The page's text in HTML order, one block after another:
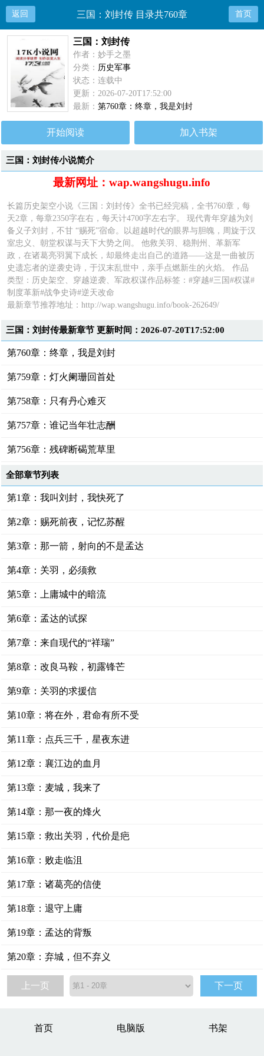
返回 三国：刘封传 目录共760章 首页
三国：刘封传
作者：妙手之墨
分类： 历史军事
状态：连载中
更新：2026-07-20T17:52:00
最新：第760章：终章，我是刘封
开始阅读 加入书架
三国：刘封传小说简介
最新网址：wap.wangshugu.info
长篇历史架空小说《三国：刘封传》全书已经完稿，全书760章，每
天2章，每章2350字在右，每天计4700字左右字。 现代青年穿越为刘
备义子刘封，不甘 “赐死”宿命。以超越时代的眼界与胆魄，周旋于汉
室忠义、朝堂权谋与天下大势之间。 他救关羽、稳荆州、革新军
政，在诸葛亮羽翼下成长，却最终走出自己的道路——这是一曲被历
史遗忘者的逆袭史诗，于汉末乱世中，亲手点燃新生的火焰。 作品
类型：历史架空、穿越逆袭、军政权谋作品标签：#穿越#三国#权谋#
制度革新#战争史诗#逆天改命
最新章节推荐地址：http://wap.wangshugu.info/book-262649/
三国：刘封传最新章节 更新时间：2026-07-20T17:52:00
第760章：终章，我是刘封
第759章：灯火阑珊回首处
第758章：只有丹心难灭
第757章：谁记当年壮志酬
第756章：残碑断碣荒草里
全部章节列表
第1章：我叫刘封，我快死了
第2章：赐死前夜，记忆苏醒
第3章：那一箭，射向的不是孟达
第4章：关羽，必须救
第5章：上庸城中的暗流
第6章：孟达的试探
第7章：来自现代的“祥瑞”
第8章：改良马鞍，初露锋芒
第9章：关羽的求援信
第10章：将在外，君命有所不受
第11章：点兵三千，星夜东进
第12章：襄江边的血月
第13章：麦城，我来了
第14章：那一夜的烽火
第15章：救出关羽，代价是疤
第16章：败走临沮
第17章：诸葛亮的信使
第18章：退守上庸
第19章：孟达的背叛
第20章：弃城，但不弃义
上一页 下一页
首页 电脑版 书架